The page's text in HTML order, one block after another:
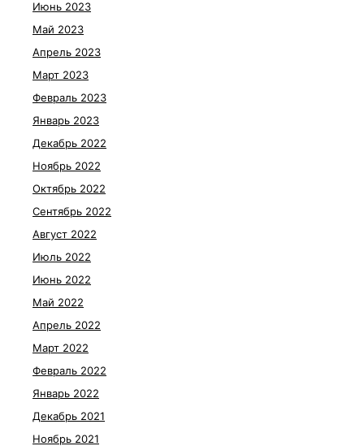
Июнь 2023
Май 2023
Апрель 2023
Март 2023
Февраль 2023
Январь 2023
Декабрь 2022
Ноябрь 2022
Октябрь 2022
Сентябрь 2022
Август 2022
Июль 2022
Июнь 2022
Май 2022
Апрель 2022
Март 2022
Февраль 2022
Январь 2022
Декабрь 2021
Ноябрь 2021